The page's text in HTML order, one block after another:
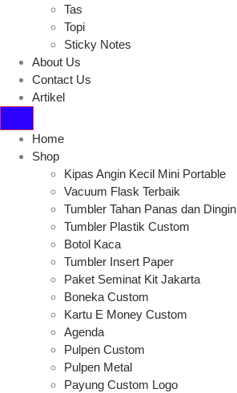
Tas
Topi
Sticky Notes
About Us
Contact Us
Artikel
Home
Shop
Kipas Angin Kecil Mini Portable
Vacuum Flask Terbaik
Tumbler Tahan Panas dan Dingin
Tumbler Plastik Custom
Botol Kaca
Tumbler Insert Paper
Paket Seminat Kit Jakarta
Boneka Custom
Kartu E Money Custom
Agenda
Pulpen Custom
Pulpen Metal
Payung Custom Logo